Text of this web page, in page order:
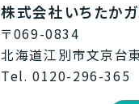
株式会社いちたか
〒069-0834
北海道江別市文京台
Tel. 0120-296-365